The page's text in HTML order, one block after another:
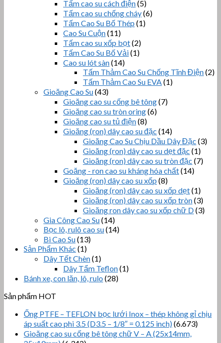
Tấm cao su cách điện(5)
Tấm cao su chống cháy(6)
Tấm Cao Su Bố Thép (1)
Cao Su Cuộn(11)
Tấm cao su xốp bọt(2)
Tấm Cao Su Bố Vải(1)
Cao su lót sàn(14)
Tấm Thảm Cao Su Chống Tĩnh Điện(2)
Tấm Thảm Cao Su EVA(1)
Gioăng Cao Su(43)
Gioăng cao su cống bê tông(7)
Gioăng cao su tròn oring(6)
Gioăng cao su tủ điện(8)
Gioăng (ron) dây cao su đặc (14)
Gioăng Cao Su Chịu Dầu Dây Đặc (3)
Gioăng (ron) dây cao su dẹt đặc (1)
Gioăng (ron) dây cao su tròn đặc (7)
Goăng - ron cao su kháng hóa chất(14)
Gioăng (ron) dây cao su xốp (8)
Gioăng (ron) dây cao su xốp dẹt(1)
Gioăng (ron) dây cao su xốp tròn(3)
Gioăng ron dây cao su xốp chữ D(3)
Gia Công Cao Su(14)
Bọc lô, rulô cao su(14)
Bi Cao Su(13)
Sản Phẩm Khác (1)
Dây Tết Chèn(1)
Dây Tẩm Teflon(1)
Bánh xe, con lăn, lô, rulo (28)
Sản phẩm HOT
Ống PTFE – TEFLON bọc lưới Inox – thép không gỉ chịu
áp suất cao phi 3.5 (D3.5 – 1/8″ = 0.125 inch)(6.673)
Gioăng cao su cống bê tông chữ V – A (25x14mm,